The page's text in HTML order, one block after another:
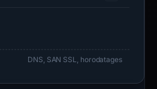
DNS, SAN SSL, horodatages